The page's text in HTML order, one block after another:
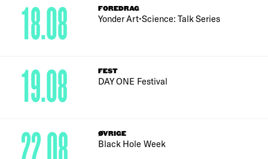
FOREDRAG
Yonder Art•Science: Talk Series
18.08
FEST
DAY ONE Festival
19.08
ØVRIGE
Black Hole Week